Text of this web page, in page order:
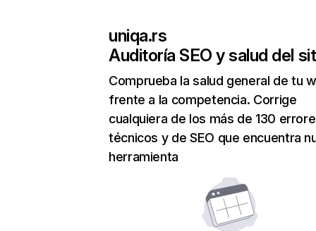
uniqa.rs
Auditoría SEO y salud del
Comprueba la salud general de tu
frente a la competencia. Corrige
cualquiera de los más de 130
técnicos y de SEO que encuentra
herramienta